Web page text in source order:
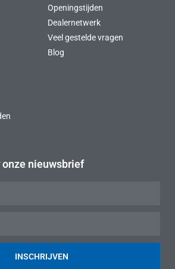
Openingstijden
Dealernetwerk
Veel gestelde vragen
Blog
nieuwsbrief
INSCHRIJVEN